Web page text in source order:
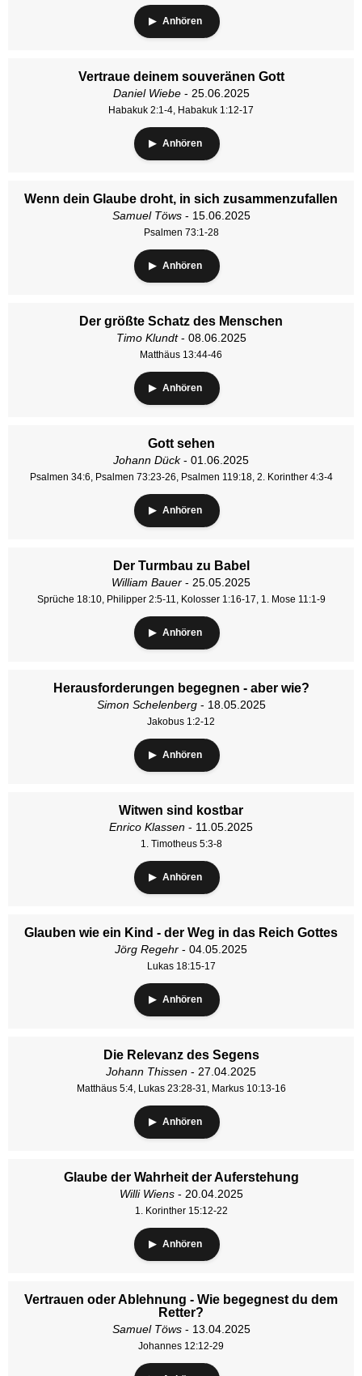
Anhören
Vertraue deinem souveränen Gott
Daniel Wiebe- 25.06.2025
Habakuk 2:1-4, Habakuk 1:12-17
Anhören
Wenn dein Glaube droht, in sich zusammenzufallen
Samuel Töws- 15.06.2025
Psalmen 73:1-28
Anhören
Der größte Schatz des Menschen
Timo Klundt- 08.06.2025
Matthäus 13:44-46
Anhören
Gott sehen
Johann Dück- 01.06.2025
Psalmen 34:6, Psalmen 73:23-26, Psalmen 119:18, 2. Korinther 4:3-4
Anhören
Der Turmbau zu Babel
William Bauer - 25.05.2025
Sprüche 18:10, Philipper 2:5-11, Kolosser 1:16-17, 1. Mose 11:1-9
Anhören
Herausforderungen begegnen - aber wie?
Simon Schelenberg- 18.05.2025
Jakobus 1:2-12
Anhören
Witwen sind kostbar
Enrico Klassen - 11.05.2025
1. Timotheus 5:3-8
Anhören
Glauben wie ein Kind - der Weg in das Reich Gottes
Jörg Regehr - 04.05.2025
Lukas 18:15-17
Anhören
Die Relevanz des Segens
Johann Thissen - 27.04.2025
Matthäus 5:4, Lukas 23:28-31, Markus 10:13-16
Anhören
Glaube der Wahrheit der Auferstehung
Willi Wiens- 20.04.2025
1. Korinther 15:12-22
Anhören
Vertrauen oder Ablehnung - Wie begegnest du dem
Retter?
Samuel Töws- 13.04.2025
Johannes 12:12-29